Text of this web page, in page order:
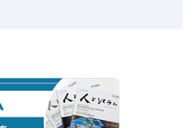
フェース」を提供開始